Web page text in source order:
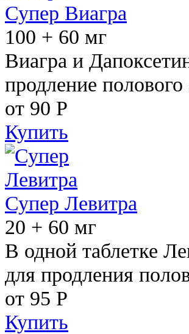
Супер Виагра
100 + 60 мг
Виагра и
продление полового
от 90 Р
Купить
Супер Левитра
20 + 60 мг
В одной таблетке
для продления
от 95 Р
Купить